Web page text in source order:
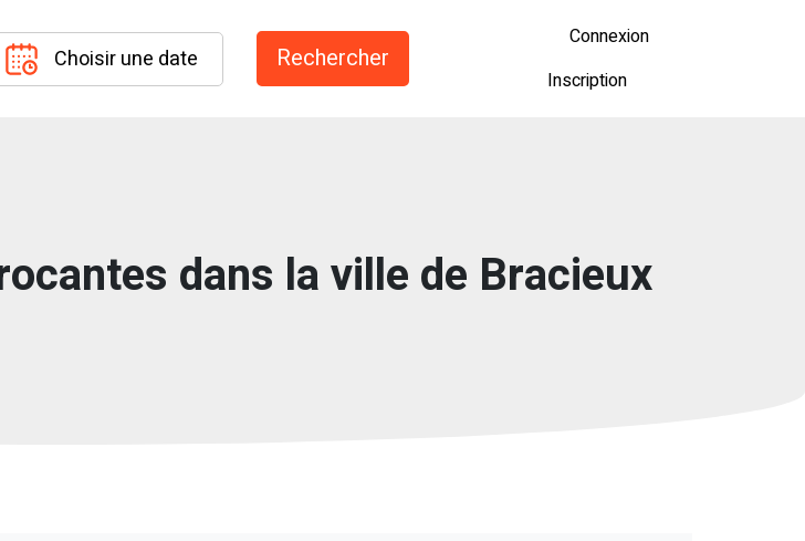
Connexion
Inscription
dans la ville de Bracieux